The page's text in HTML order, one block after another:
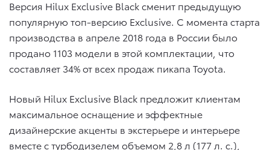
Версия Hilux Exclusive Black сменит предыдущую
популярную топ-версию Exclusive. С момента старта
производства в апреле 2018 года в России было
продано 1103 модели в этой комплектации, что
составляет 34% от всех продаж пикапа Toyota.
Новый Hilux Exclusive Black предложит клиентам
максимальное оснащение и эффектные
дизайнерские акценты в экстерьере и интерьере
вместе с турбодизелем объемом 2,8 л (177 л. с.),